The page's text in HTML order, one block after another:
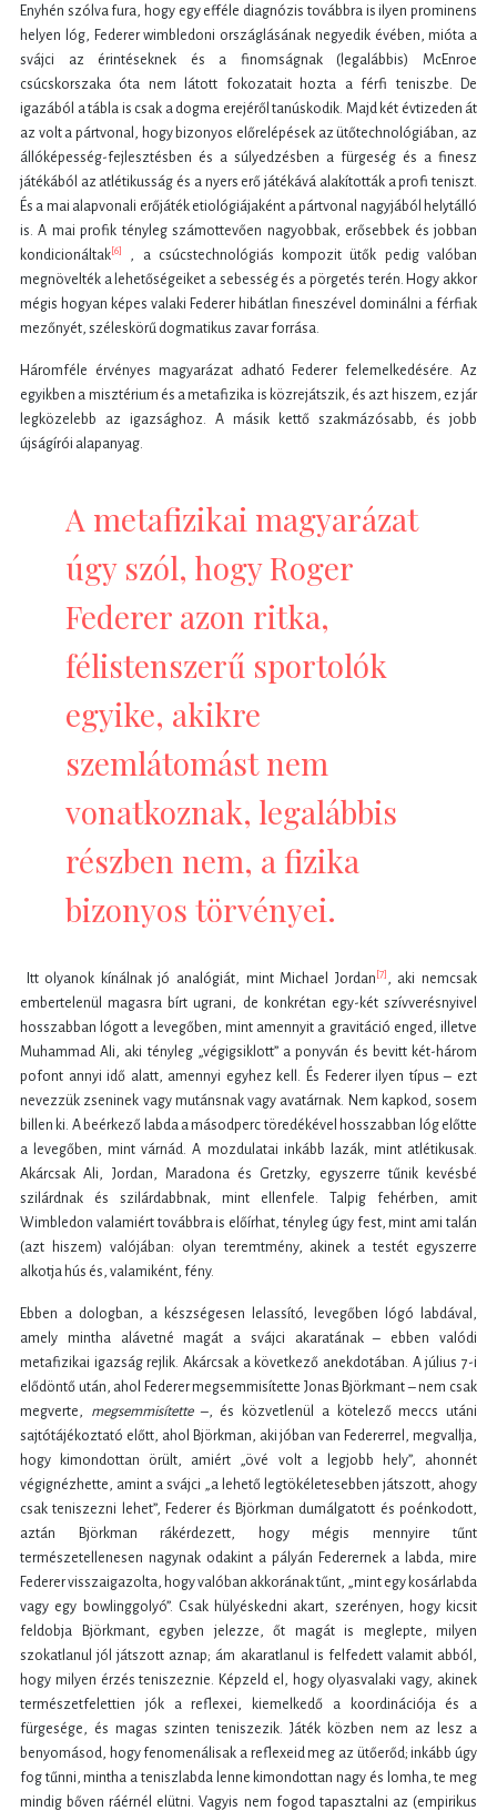
Enyhén szólva fura, hogy egy efféle diagnózis továbbra is ilyen prominens
helyen lóg, Federer wimbledoni országlásának negyedik évében, mióta a
svájci az érintéseknek és a finomságnak (legalábbis) McEnroe
csúcskorszaka óta nem látott fokozatait hozta a férfi teniszbe. De
igazából a tábla is csak a dogma erejéről tanúskodik. Majd két évtizeden át
az volt a pártvonal, hogy bizonyos előrelépések az ütőtechnológiában, az
állóképesség-fejlesztésben és a súlyedzésben a fürgeség és a finesz
játékából az atlétikusság és a nyers erő játékává alakították a profi teniszt.
És a mai alapvonali erőjáték etiológiájaként a pártvonal nagyjából helytálló
is. A mai profik tényleg számottevően nagyobbak, erősebbek és jobban
kondicionáltak [6]
, a csúcstechnológiás kompozit ütők pedig valóban
megnövelték a lehetőségeiket a sebesség és a pörgetés terén. Hogy akkor
mégis hogyan képes valaki Federer hibátlan fineszével dominálni a férfiak
mezőnyét, széleskörű dogmatikus zavar forrása.
Háromféle érvényes magyarázat adható Federer felemelkedésére. Az
egyikben a misztérium és a metafizika is közrejátszik, és azt hiszem, ez jár
legközelebb az igazsághoz. A másik kettő szakmázósabb, és jobb
újságírói alapanyag.
A metafizikai magyarázat
úgy szól, hogy Roger
Federer azon ritka,
félistenszerű sportolók
egyike, akikre
szemlátomást nem
vonatkoznak, legalábbis
részben nem, a fizika
bizonyos törvényei.
Itt olyanok kínálnak jó analógiát, mint Michael Jordan [7] , aki nemcsak
embertelenül magasra bírt ugrani, de konkrétan egy-két szívverésnyivel
hosszabban lógott a levegőben, mint amennyit a gravitáció enged, illetve
Muhammad Ali, aki tényleg „végigsiklott” a ponyván és bevitt két-három
pofont annyi idő alatt, amennyi egyhez kell. És Federer ilyen típus – ezt
nevezzük zseninek vagy mutánsnak vagy avatárnak. Nem kapkod, sosem
billen ki. A beérkező labda a másodperc töredékével hosszabban lóg előtte
a levegőben, mint várnád. A mozdulatai inkább lazák, mint atlétikusak.
Akárcsak Ali, Jordan, Maradona és Gretzky, egyszerre tűnik kevésbé
szilárdnak és szilárdabbnak, mint ellenfele. Talpig fehérben, amit
Wimbledon valamiért továbbra is előírhat, tényleg úgy fest, mint ami talán
(azt hiszem) valójában: olyan teremtmény, akinek a testét egyszerre
alkotja hús és, valamiként, fény.
Ebben a dologban, a készségesen lelassító, levegőben lógó labdával,
amely mintha alávetné magát a svájci akaratának – ebben valódi
metafizikai igazság rejlik. Akárcsak a következő anekdotában. A július 7-i
elődöntő után, ahol Federer megsemmisítette Jonas Björkmant – nem csak
megverte, megsemmisítette–, és közvetlenül a kötelező meccs utáni
sajtótájékoztató előtt, ahol Björkman, aki jóban van Federerrel, megvallja,
hogy kimondottan örült, amiért „övé volt a legjobb hely”, ahonnét
végignézhette, amint a svájci „a lehető legtökéletesebben játszott, ahogy
csak teniszezni lehet”, Federer és Björkman dumálgatott és poénkodott,
aztán Björkman rákérdezett, hogy mégis mennyire tűnt
természetellenesen nagynak odakint a pályán Federernek a labda, mire
Federer visszaigazolta, hogy valóban akkorának tűnt, „mint egy kosárlabda
vagy egy bowlinggolyó”. Csak hülyéskedni akart, szerényen, hogy kicsit
feldobja Björkmant, egyben jelezze, őt magát is meglepte, milyen
szokatlanul jól játszott aznap; ám akaratlanul is felfedett valamit abból,
hogy milyen érzés teniszeznie. Képzeld el, hogy olyasvalaki vagy, akinek
természetfelettien jók a reflexei, kiemelkedő a koordinációja és a
fürgesége, és magas szinten teniszezik. Játék közben nem az lesz a
benyomásod, hogy fenomenálisak a reflexeid meg az ütőerőd; inkább úgy
fog tűnni, mintha a teniszlabda lenne kimondottan nagy és lomha, te meg
mindig bőven ráérnél elütni. Vagyis nem fogod tapasztalni az (empirikus